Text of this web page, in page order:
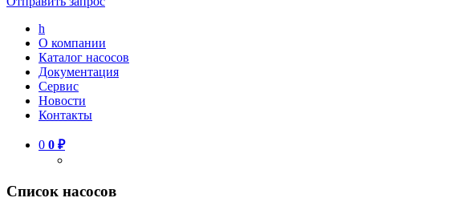
h
О компании
Каталог насосов
Документация
Сервис
Новости
Контакты
0 0 ₽
Список насосов